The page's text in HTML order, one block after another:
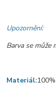
Upozornění:
Barva se může
Materiál: